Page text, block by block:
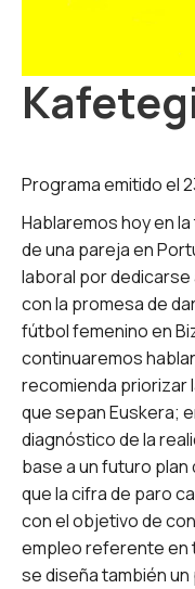
Programa emitido el
Hablaremos hoy en
de una pareja en
laboral por
con la promesa de
fútbol femenino en
continuaremos
recomienda priorizar
que sepan Euskera;
diagnóstico de la
base a un futuro
que la cifra de paro
con el objetivo de
empleo referente en
se diseña también